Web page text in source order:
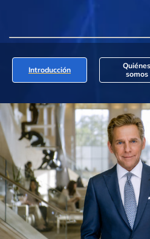
Introducción
Quiénes
somos